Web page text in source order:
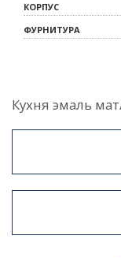
КОРПУС
ФУРНИТУРА
Кухня эмаль